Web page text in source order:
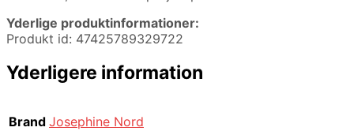
Yderlige produktinformationer:
Produkt id: 47425789329722
Yderligere information
Brand Josephine Nord